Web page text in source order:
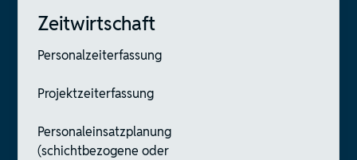
Zeitwirtschaft
Personalzeiterfassung
Projektzeiterfassung
Personaleinsatzplanung
(schichtbezogene oder